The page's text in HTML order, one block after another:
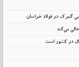
گمرک در فولاد خراسان
می‌کند
در کشور است